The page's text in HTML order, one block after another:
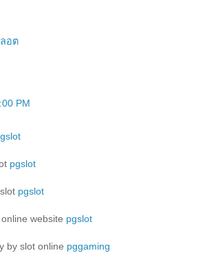
อต
PM
pgslot
pgslot
website pgslot
by slot online pggaming